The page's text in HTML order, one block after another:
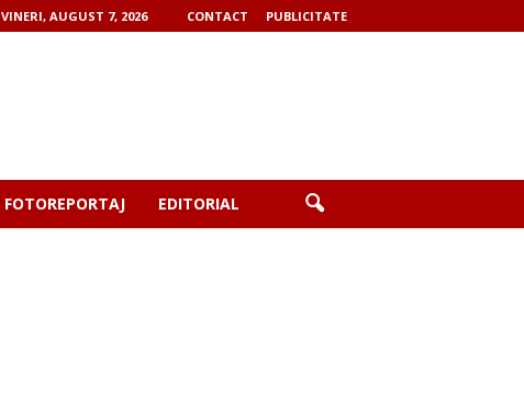
VINERI, AUGUST 7, 2026 CONTACT PUBLICITATE
FOTOREPORTAJ EDITORIAL